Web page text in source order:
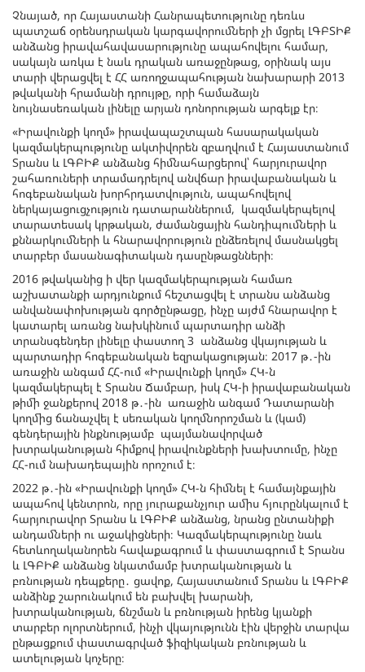
Չնայած, որ Հայաստանի Հանրապետությունը դեռևս
պատշաճ օրենսդրական կարգավորումների չի մցրել ԼԳԲՏԻՔ
անձանց իրավահավասարությունը ապահովելու համար,
սակայն առկա է նաև դրական առաջընթաց, օրինակ այս
տարի վերացվել է ՀՀ առողջապահության նախարարի 2013
թվականի հրամանի դրույթը, որի համաձայն
նույնասեռական լինելը արյան դոնորության արգելք էր։
«Իրավունքի կողմ» իրավապաշտպան հասարակական
կազմակերպությունը ակտիվորեն զբաղվում է Հայաստանում
Տրանս և ԼԳԲԻՔ անձանց հիմնահարցերով՝ հարյուրավոր
շահառուների տրամադրելով անվճար իրավաբանական և
հոգեբանական խորհրդատվություն, ապահովելով
ներկայացուցչություն դատարաններում, կազմակերպելով
տարատեսակ կրթական, ժամանցային հանդիպումների և
քննարկումների և հնարավորություն ընձեռելով մասնակցել
տարբեր մասանագիտական դասընթացնների։
2016 թվականից ի վեր կազմակերպության համառ
աշխատանքի արդյունքում հեշտացվել է տրանս անձանց
անվանափոխության գործընթացը, ինչը այժմ հնարավոր է
կատարել առանց նախկինում պարտադիր անձի
տրանսգենդեր լինելը փաստող 3 անձանց վկայության և
պարտադիր հոգեբանական եզրակացության։ 2017 թ․-ին
առաջին անգամ ՀՀ-ում «Իրավունքի կողմ» ՀԿ-ն
կազմակերպել է Տրանս Ճամբար, իսկ ՀԿ-ի իրավաբանական
թիմի ջանքերով 2018 թ․-ին առաջին անգամ Դատարանի
կողմից ճանաչվել է սեռական կողմնորոշման և (կամ)
գենդերային ինքնությամբ պայմանավորված
խտրականության հիմքով իրավունքների խախտումը, ինչը
ՀՀ-ում նախադեպային որոշում է։
2022 թ․-ին «Իրավունքի կողմ» ՀԿ-ն հիմնել է համայնքային
ապահով կենտրոն, որը յուրաքանչյուր ամիս հյուրընկալում է
հարյուրավոր Տրանս և ԼԳԲԻՔ անձանց, նրանց ընտանիքի
անդամների ու աջակիցների։ Կազմակերպությունը նաև
հետևողականորեն հավաքագրում և փաստագրում է Տրանս
և ԼԳԲԻՔ անձանց նկատմամբ խտրականության և
բռնության դեպքերը․ ցավոք, Հայաստանում Տրանս և ԼԳԲԻՔ
անձինք շարունակում են բախվել խարանի,
խտրականության, ճնշման և բռնության իրենց կյանքի
տարբեր ոլորտներում, ինչի վկայությունն էին վերջին տարվա
ընթացքում փաստագրված ֆիզիկական բռնության և
ատելության կոչերը։